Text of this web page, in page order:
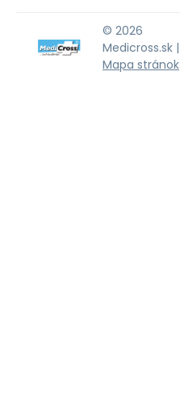
© 2026
Medicross.sk |
Mapa stránok